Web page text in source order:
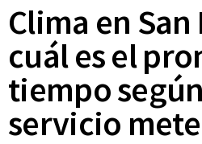
Clima en
cuál es el
tiempo
servicio